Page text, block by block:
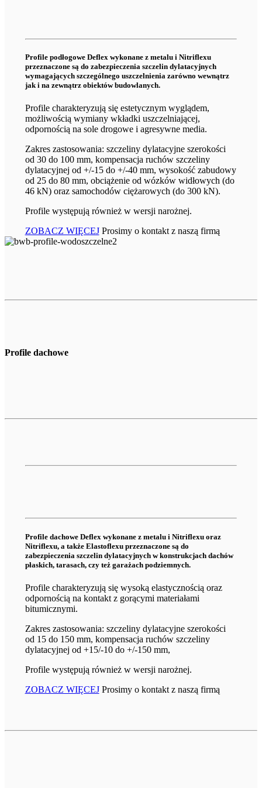
Profile podłogowe Deflex wykonane z metalu i Nitriflexu
przeznaczone są do zabezpieczenia szczelin dylatacyjnych
wymagających szczególnego uszczelnienia zarówno wewnątrz
jak i na zewnątrz obiektów budowlanych.
Profile charakteryzują się estetycznym wyglądem,
możliwością wymiany wkładki uszczelniającej,
odpornością na sole drogowe i agresywne media.
Zakres zastosowania: szczeliny dylatacyjne szerokości
od 30 do 100 mm, kompensacja ruchów szczeliny
dylatacyjnej od +/-15 do +/-40 mm, wysokość zabudowy
od 25 do 80 mm, obciążenie od wózków widłowych (do
46 kN) oraz samochodów ciężarowych (do 300 kN).
Profile występują również w wersji narożnej.
ZOBACZ WIĘCEJ Prosimy o kontakt z naszą firmą
Profile dachowe
Profile dachowe Deflex wykonane z metalu i Nitriflexu oraz
Nitriflexu, a także Elastoflexu przeznaczone są do
zabezpieczenia szczelin dylatacyjnych w konstrukcjach dachów
płaskich, tarasach, czy też garażach podziemnych.
Profile charakteryzują się wysoką elastycznością oraz
odpornością na kontakt z gorącymi materiałami
bitumicznymi.
Zakres zastosowania: szczeliny dylatacyjne szerokości
od 15 do 150 mm, kompensacja ruchów szczeliny
dylatacyjnej od +15/-10 do +/-150 mm,
Profile występują również w wersji narożnej.
ZOBACZ WIĘCEJ Prosimy o kontakt z naszą firmą